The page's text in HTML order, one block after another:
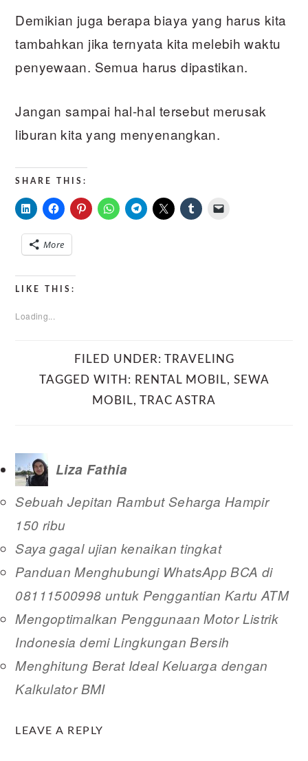
Demikian juga berapa biaya yang harus kita
tambahkan jika ternyata kita melebih waktu
penyewaan. Semua harus dipastikan.
Jangan sampai hal-hal tersebut merusak
liburan kita yang menyenangkan.
SHARE THIS:
More
LIKE THIS:
Loading...
FILED UNDER: TRAVELING
TAGGED WITH: RENTAL MOBIL, SEWA
MOBIL, TRAC ASTRA
Liza Fathia
Sebuah Jepitan Rambut Seharga Hampir
150 ribu
Saya gagal ujian kenaikan tingkat
Panduan Menghubungi WhatsApp BCA di
08111500998 untuk Penggantian Kartu ATM
Mengoptimalkan Penggunaan Motor Listrik
Indonesia demi Lingkungan Bersih
Menghitung Berat Ideal Keluarga dengan
Kalkulator BMI
LEAVE A REPLY